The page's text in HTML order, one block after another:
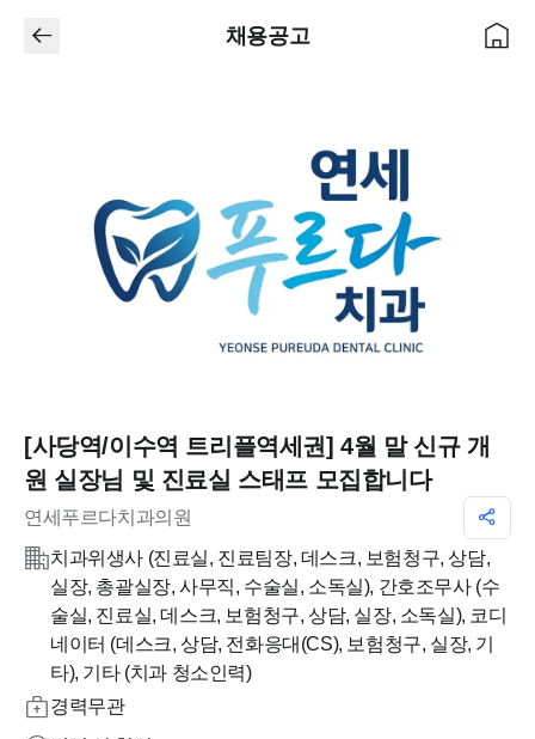
채용공고
[사당역/이수역 트리플역세권] 4월 말 신규 개
원 실장님 및 진료실 스태프 모집합니다
연세푸르다치과의원
치과위생사 (진료실, 진료팀장, 데스크, 보험청구, 상담,
실장, 총괄실장, 사무직, 수술실, 소독실), 간호조무사 (수
술실, 진료실, 데스크, 보험청구, 상담, 실장, 소독실), 코디
네이터 (데스크, 상담, 전화응대(CS), 보험청구, 실장, 기
타), 기타 (치과 청소인력)
경력무관